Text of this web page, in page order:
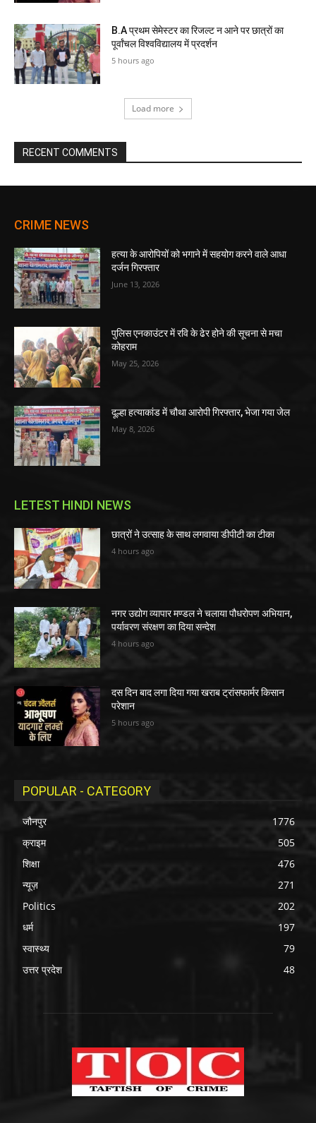
B.A प्रथम सेमेस्टर का रिजल्ट न आने पर छात्रों का
पूर्वांचल विश्वविद्यालय में प्रदर्शन
5 hours ago
Load more
RECENT COMMENTS
CRIME NEWS
हत्या के आरोपियों को भगाने में सहयोग करने वाले आधा
दर्जन गिरफ्तार
June 13, 2026
पुलिस एनकाउंटर में रवि के ढेर होने की सूचना से मचा
कोहराम
May 25, 2026
दूल्हा हत्याकांड में चौथा आरोपी गिरफ्तार, भेजा गया जेल
May 8, 2026
LETEST HINDI NEWS
छात्रों ने उत्साह के साथ लगवाया डीपीटी का टीका
4 hours ago
नगर उद्योग व्यापार मण्डल ने चलाया पौधरोपण अभियान,
पर्यावरण संरक्षण का दिया सन्देश
4 hours ago
दस दिन बाद लगा दिया गया खराब ट्रांसफार्मर किसान
परेशान
5 hours ago
POPULAR - CATEGORY
जौनपुर
1776
क्राइम
505
शिक्षा
476
न्यूज़
271
Politics
202
धर्म
197
स्वास्थ्य
79
उत्तर प्रदेश
48